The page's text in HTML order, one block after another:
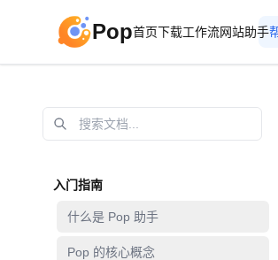
Pop首页下载工作流网站助手
入门指南
什么是 Pop 助手
Pop 的核心概念